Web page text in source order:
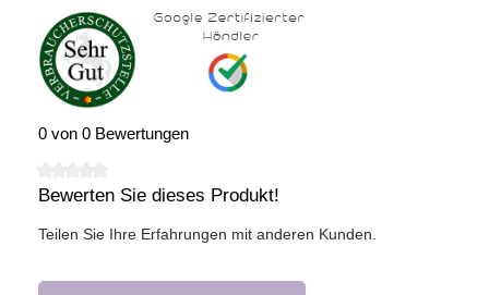
0 von 0 Bewertungen
Durchschnittliche Bewertung von 0 von 5 Sternen
Bewerten Sie dieses Produkt!
Teilen Sie Ihre Erfahrungen mit anderen Kunden.